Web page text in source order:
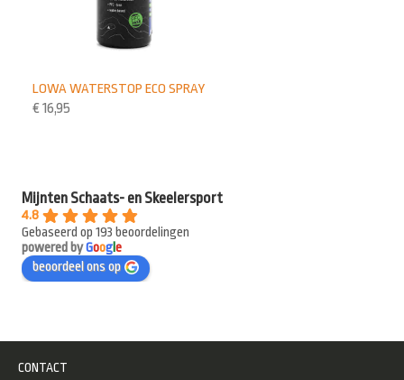
LOWA WATERSTOP ECO SPRAY
€ 16,95
Mijnten Schaats- en Skeelersport
4.8
Gebaseerd op 193 beoordelingen
powered byGooge
beoordeel ons op
CONTACT